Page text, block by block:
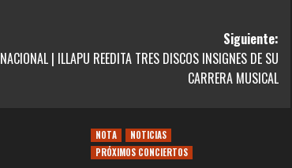
Siguiente:
NACIONAL | ILLAPU REEDITA TRES DISCOS INSIGNES DE SU
CARRERA MUSICAL
NOTA
NOTICIAS
PRÓXIMOS CONCIERTOS